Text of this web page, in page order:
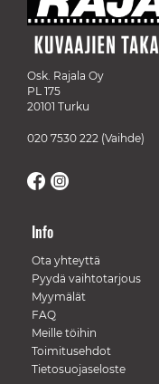
Osk. Rajala Oy
PL 175
20101 Turku
020 7530 222 (Vaihde)
Info
Ota yhteyttä
Pyydä vaihtotarjous
Myymälät
FAQ
Meille töihin
Toimitusehdot
Tietosuojaseloste